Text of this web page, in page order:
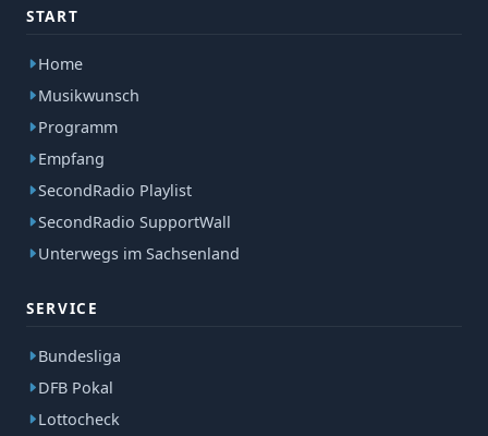
START
Home
Musikwunsch
Programm
Empfang
SecondRadio Playlist
SecondRadio SupportWall
Unterwegs im Sachsenland
SERVICE
Bundesliga
DFB Pokal
Lottocheck